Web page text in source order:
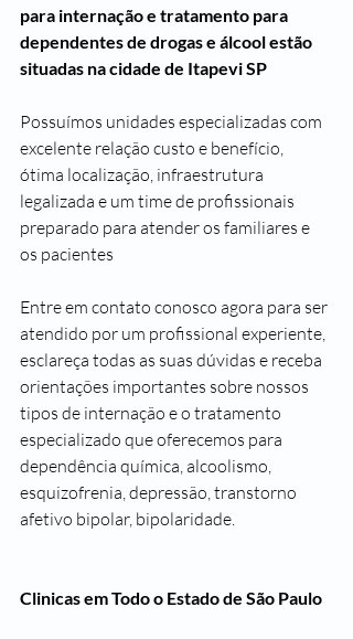
para internação e tratamento para
dependentes de drogas e álcool estão
situadas na cidade de Itapevi SP
Possuímos unidades especializadas com
excelente relação custo e benefício,
ótima localização, infraestrutura
legalizada e um time de profissionais
preparado para atender os familiares e
os pacientes
Entre em contato conosco agora para ser
atendido por um profissional experiente,
esclareça todas as suas dúvidas e receba
orientações importantes sobre nossos
tipos de internação e o tratamento
especializado que oferecemos para
dependência química, alcoolismo,
esquizofrenia, depressão, transtorno
afetivo bipolar, bipolaridade.
Clinicas em Todo o Estado de São Paulo